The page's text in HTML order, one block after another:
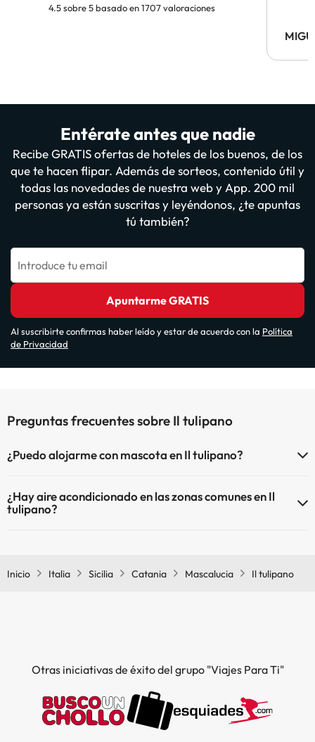
4.5 sobre 5 basado en 1707 valoraciones
Entérate antes que nadie
Recibe GRATIS ofertas de hoteles de los buenos, de los
que te hacen flipar. Además de sorteos, contenido útil y
todas las novedades de nuestra web y App. 200 mil
personas ya están suscritas y leyéndonos, ¿te apuntas
tú también?
Introduce tu email
Apuntarme GRATIS
Al suscribirte confirmas haber leído y estar de acuerdo con la Política
de Privacidad
Preguntas frecuentes sobre Il tulipano
¿Puedo alojarme con mascota en Il tulipano?
¿Hay aire acondicionado en las zonas comunes en Il
tulipano?
Inicio Italia Sicilia Catania Mascalucia Il tulipano
Otras iniciativas de éxito del grupo "Viajes Para Ti"